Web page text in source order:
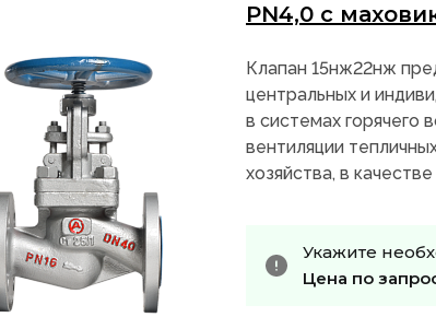
PN4,0 с
Клапан 15нж22нж
центральных и
в системах горячего
вентиляции
хозяйства, в
Укажите
Цена по